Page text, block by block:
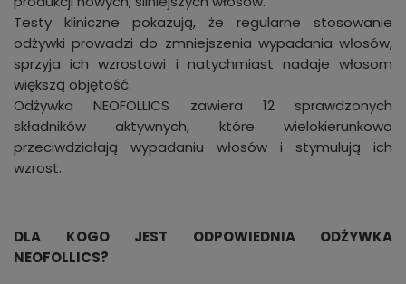
Testy kliniczne pokazują, że regularne stosowanie
odżywki prowadzi do zmniejszenia wypadania włosów,
sprzyja ich wzrostowi i natychmiast nadaje włosom
większą objętość.
Odżywka NEOFOLLICS zawiera 12 sprawdzonych
składników aktywnych, które wielokierunkowo
przeciwdziałają wypadaniu włosów i stymulują ich
wzrost.
DLA KOGO JEST ODPOWIEDNIA ODŻYWKA
NEOFOLLICS?